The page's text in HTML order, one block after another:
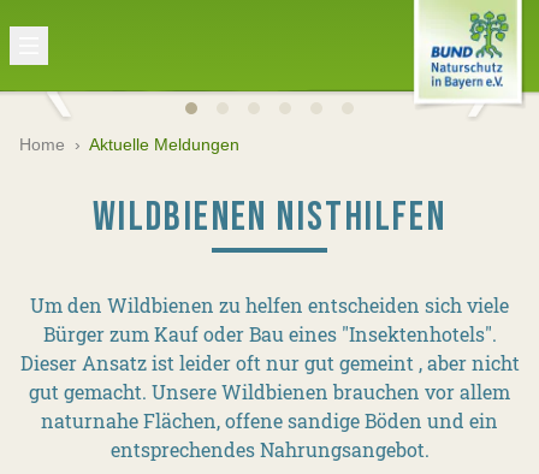
Home › Aktuelle Meldungen
WILDBIENEN NISTHILFEN
Um den Wildbienen zu helfen entscheiden sich viele
Bürger zum Kauf oder Bau eines "Insektenhotels".
Dieser Ansatz ist leider oft nur gut gemeint , aber nicht
gut gemacht. Unsere Wildbienen brauchen vor allem
naturnahe Flächen, offene sandige Böden und ein
entsprechendes Nahrungsangebot.